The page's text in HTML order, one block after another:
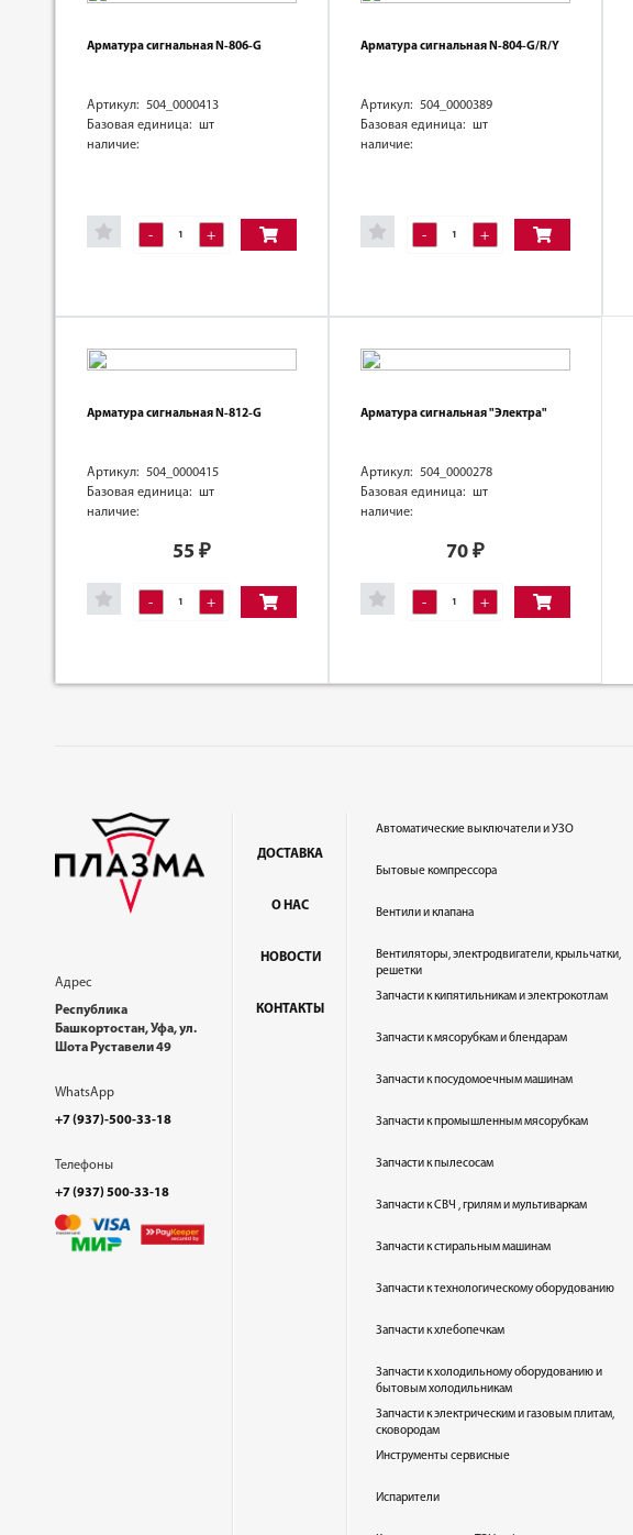
Арматура сигнальная N-806-G
Артикул: 504_0000413
Базовая единица: шт
наличие:
- +
Арматура сигнальная N-804-G/R/Y
Артикул: 504_0000389
Базовая единица: шт
наличие:
- +
Арматура сигнальная N-812-G
Артикул: 504_0000415
Базовая единица: шт
наличие:
55₽
- +
Арматура сигнальная "Электра"
Артикул: 504_0000278
Базовая единица: шт
наличие:
70₽
- +
Адрес
Республика
Башкортостан, Уфа, ул.
Шота Руставели 49
WhatsApp
+7 (937)-500-33-18
Телефоны
+7 (937) 500-33-18
ДОСТАВКА
О НАС
НОВОСТИ
КОНТАКТЫ
Автоматические выключатели и УЗО
Бытовые компрессора
Вентили и клапана
Вентиляторы, электродвигатели, крыльчатки,
решетки
Запчасти к кипятильникам и электрокотлам
Запчасти к мясорубкам и блендарам
Запчасти к посудомоечным машинам
Запчасти к промышленным мясорубкам
Запчасти к пылесосам
Запчасти к СВЧ , грилям и мультиваркам
Запчасти к стиральным машинам
Запчасти к технологическому оборудованию
Запчасти к хлебопечкам
Запчасти к холодильному оборудованию и
бытовым холодильникам
Запчасти к электрическим и газовым плитам,
сковородам
Инструменты сервисные
Испарители